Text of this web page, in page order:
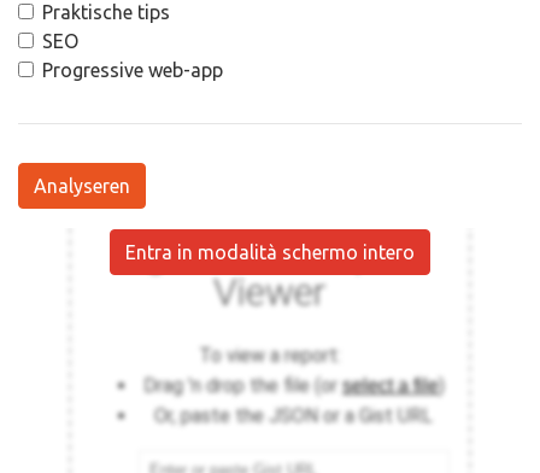
Praktische tips
SEO
Progressive web-app
Analyseren
Entra in modalità schermo intero